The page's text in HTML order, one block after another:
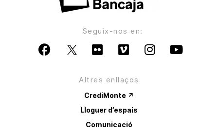
Seguix-nos en:
Altres enllaços
CrediMonte ↗
Lloguer d’espais
Comunicació